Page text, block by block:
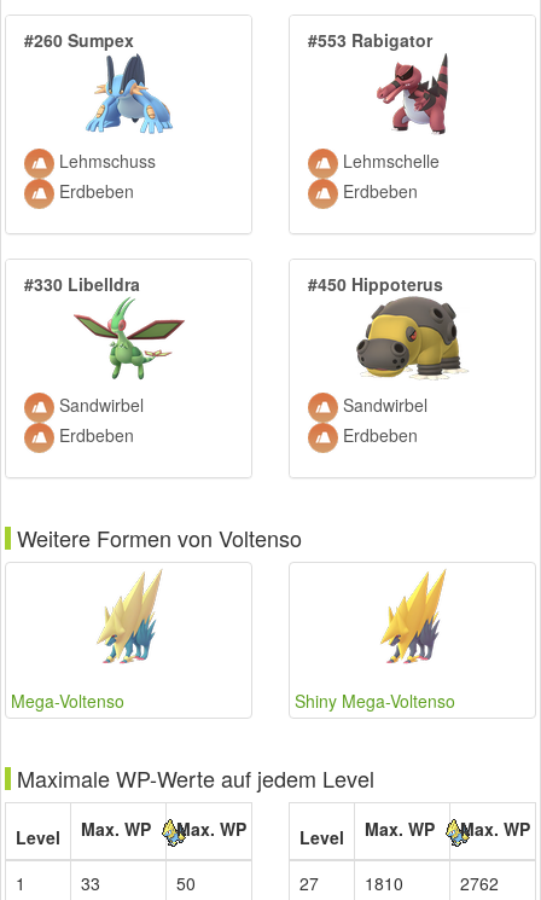
#260 Sumpex
Lehmschuss
Erdbeben
#553 Rabigator
Lehmschelle
Erdbeben
#330 Libelldra
Sandwirbel
Erdbeben
#450 Hippoterus
Sandwirbel
Erdbeben
Weitere Formen von Voltenso
Mega-Voltenso Shiny Mega-Voltenso
Maximale WP-Werte auf jedem Level
Level Max. WP Max. WP
1 33
50
Level Max. WP Max. WP
27 1810
2762